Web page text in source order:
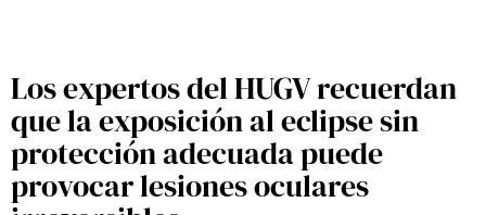
Los expertos del HUGV recuerdan
que la exposición al eclipse sin
protección adecuada puede
provocar lesiones oculares